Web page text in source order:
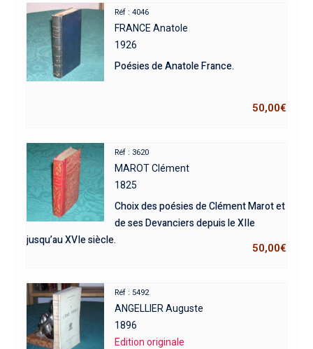
Réf : 4046
FRANCE Anatole
1926
Poésies de Anatole France.
50,00€
Réf : 3620
MAROT Clément
1825
Choix des poésies de Clément Marot et
de ses Devanciers depuis le XIIe
jusqu’au XVIe siècle.
50,00€
Réf : 5492
ANGELLIER Auguste
1896
Edition originale